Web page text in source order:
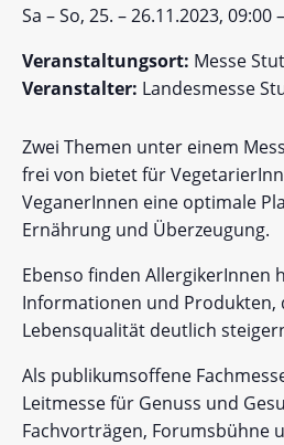
Sa – So, 25. – 26.11.2023, 09:00
Veranstaltungsort: Messe
Veranstalter: Landesmesse
Zwei Themen unter einem
frei von bietet für
VeganerInnen eine optimale
Ernährung und Überzeugung.
Ebenso finden AllergikerInnen
Informationen und Produkten,
Lebensqualität deutlich
Als publikumsoffene
Leitmesse für Genuss und
Fachvorträgen, Forumsbühne